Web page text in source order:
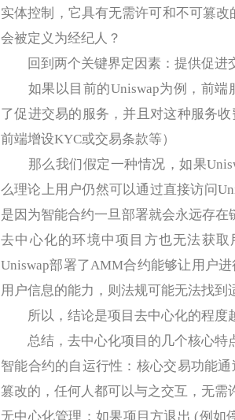
实体控制，它具有无需许可和不可篡
会被定义为经纪人？
回到两个关键界定因素：提供促进
如果以目前的Uniswap为例，前端
了促进交易的服务，并且对这种服务
前端增设KYC或交易条款等）
那么我们假定一种情况，如果
么理论上用户仍然可以通过直接访问
是因为智能合约一旦部署就会永远存
去中心化的环境中项目方也无法获
Uniswap部署了AMM合约能够让用户
用户信息的能力，则法规可能无法找到
所以，结论是项目去中心化的程度
总结，去中心化项目的几个核心特
智能合约的自运行性：核心交易功能
篡改的，任何人都可以与之交互，无需
无中心化管理：如果项目方退出 (例如